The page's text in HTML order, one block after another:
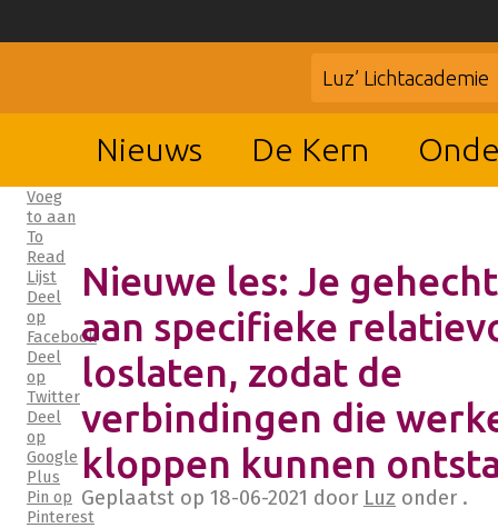
Luz’ Lichtacademie
Nieuws De Kern
Voeg
to aan
To
Read
Lijst
Deel
op
Facebook
Deel
op
Twitter
Deel
op
Google
Plus
Pin op
Pinterest
Nieuwe les: Je
aan specifieke
loslaten, zodat de
verbindingen die
kloppen kunnen
Geplaatst op 18-06-2021 door Luz onder .